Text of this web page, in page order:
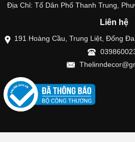
Địa Chỉ: Tổ Dân Phố Thanh Trung,
Liên hệ
191 Hoàng Cầu, Trung Liệt, Đống